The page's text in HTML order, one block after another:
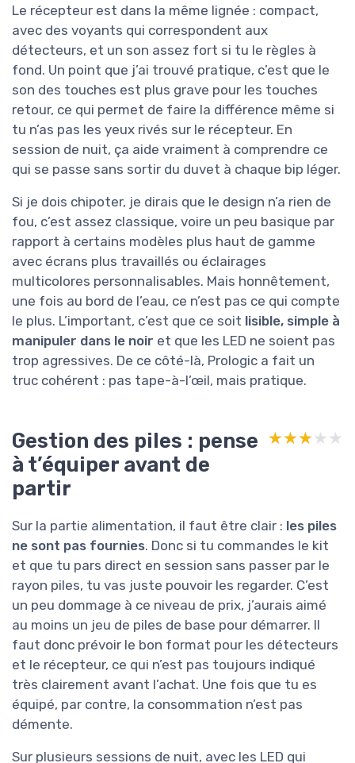
Le récepteur est dans la même lignée : compact,
avec des voyants qui correspondent aux
détecteurs, et un son assez fort si tu le règles à
fond. Un point que j’ai trouvé pratique, c’est que le
son des touches est plus grave pour les touches
retour, ce qui permet de faire la différence même si
tu n’as pas les yeux rivés sur le récepteur. En
session de nuit, ça aide vraiment à comprendre ce
qui se passe sans sortir du duvet à chaque bip léger.
Si je dois chipoter, je dirais que le design n’a rien de
fou, c’est assez classique, voire un peu basique par
rapport à certains modèles plus haut de gamme
avec écrans plus travaillés ou éclairages
multicolores personnalisables. Mais honnêtement,
une fois au bord de l’eau, ce n’est pas ce qui compte
le plus. L’important, c’est que ce soit lisible, simple à
manipuler dans le noir et que les LED ne soient pas
trop agressives. De ce côté-là, Prologic a fait un
truc cohérent : pas tape-à-l’œil, mais pratique.
Gestion des piles : pense
à t’équiper avant de
partir
★★★★★
★★★★★
Sur la partie alimentation, il faut être clair : les piles
ne sont pas fournies. Donc si tu commandes le kit
et que tu pars direct en session sans passer par le
rayon piles, tu vas juste pouvoir les regarder. C’est
un peu dommage à ce niveau de prix, j’aurais aimé
au moins un jeu de piles de base pour démarrer. Il
faut donc prévoir le bon format pour les détecteurs
et le récepteur, ce qui n’est pas toujours indiqué
très clairement avant l’achat. Une fois que tu es
équipé, par contre, la consommation n’est pas
démente.
Sur plusieurs sessions de nuit, avec les LED qui